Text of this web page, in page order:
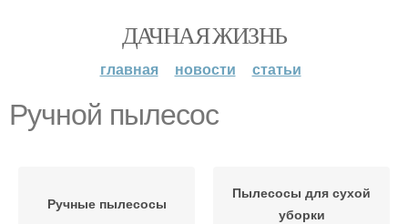
ДАЧНАЯ ЖИЗНЬ
главная новости статьи
Ручной пылесос
Ручные пылесосы
Пылесосы для сухой
уборки